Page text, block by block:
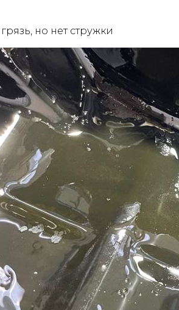
но нет стружки